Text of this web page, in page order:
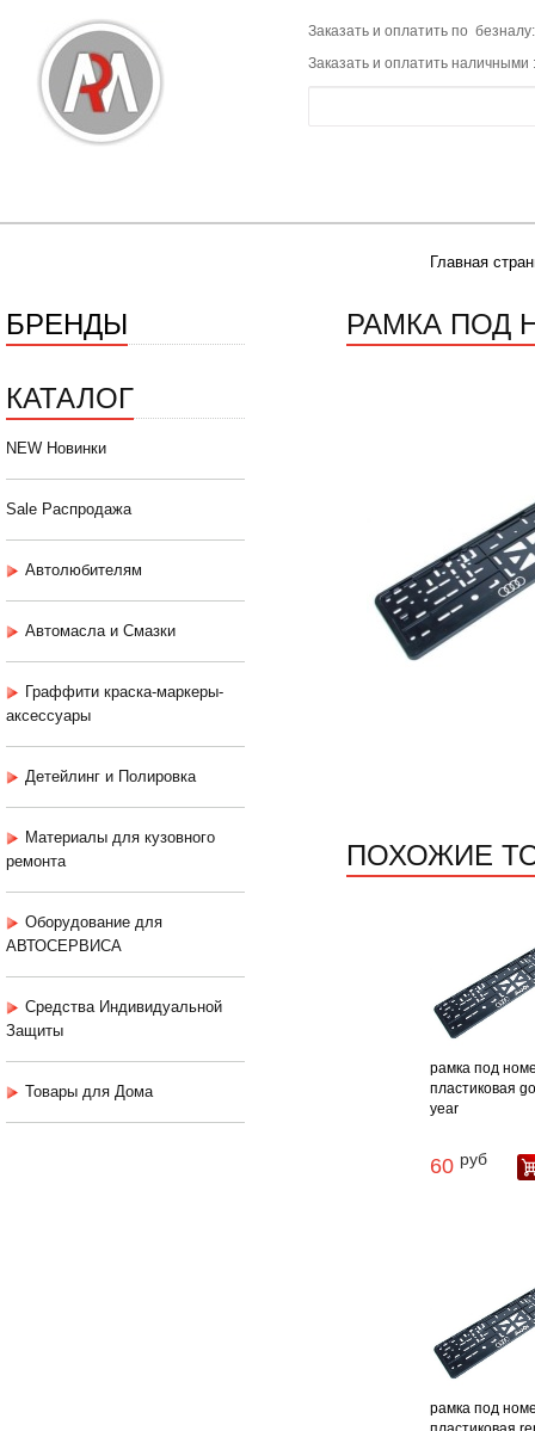
Заказать и оплатить по
Заказать и оплатить наличными
Главная
БРЕНДЫ
КАТАЛОГ
NEW Новинки
Sale Распродажа
Автолюбителям
Автомасла и Смазки
Граффити краска-маркеры-
аксессуары
Детейлинг и Полировка
Материалы для кузовного
ремонта
Оборудование для
АВТОСЕРВИСА
Средства Индивидуальной
Защиты
Товары для Дома
РАМКА ПОД
ПОХОЖИЕ
рамка под
пластиковая
year
60 руб
рамка под